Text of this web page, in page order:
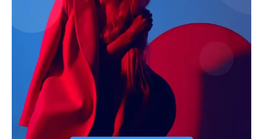
Privacy Policy
Terms of Use Agreement
Facebook
X WhatsApp
Share